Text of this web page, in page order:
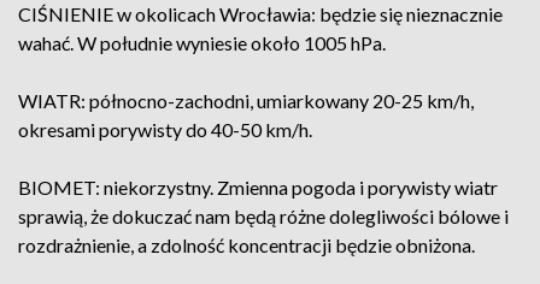
CIŚNIENIE w okolicach Wrocławia: będzie się nieznacznie
wahać. W południe wyniesie około 1005 hPa.
WIATR: północno-zachodni, umiarkowany 20-25 km/h,
okresami porywisty do 40-50 km/h.
BIOMET: niekorzystny. Zmienna pogoda i porywisty wiatr
sprawią, że dokuczać nam będą różne dolegliwości bólowe i
rozdrażnienie, a zdolność koncentracji będzie obniżona.